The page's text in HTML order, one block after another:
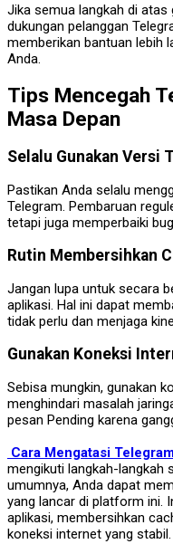
Jika semua langkah di atas
dukungan pelanggan
memberikan bantuan lebih
Anda.
Tips Mencegah
Masa Depan
Selalu Gunakan Versi
Pastikan Anda selalu
Telegram. Pembaruan
tetapi juga memperbaiki
Rutin Membersihkan
Jangan lupa untuk secara
aplikasi. Hal ini dapat
tidak perlu dan menjaga
Gunakan Koneksi
Sebisa mungkin, gunakan
menghindari masalah
pesan Pending karena
Cara Mengatasi
mengikuti langkah-langkah
umumnya, Anda dapat
yang lancar di platform ini.
aplikasi, membersihkan
koneksi internet yang stabil.